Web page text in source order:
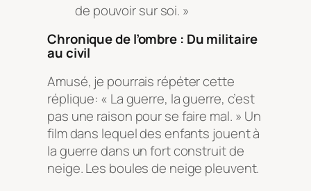
de pouvoir sur soi. »
Chronique de l’ombre : Du militaire
au civil
Amusé, je pourrais répéter cette
réplique: « La guerre, la guerre, c’est
pas une raison pour se faire mal. » Un
film dans lequel des enfants jouent à
la guerre dans un fort construit de
neige. Les boules de neige pleuvent.